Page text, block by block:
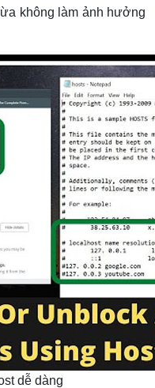
không làm ảnh hưởng
dễ dàng